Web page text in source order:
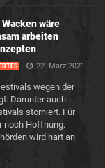
wäre
arbeiten
22. März 2021
wegen der
Darunter auch
storniert. Für
noch Hoffnung.
wird hart an